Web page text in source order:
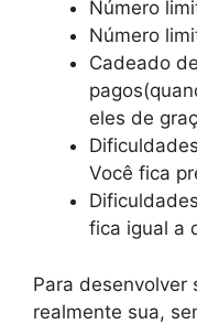
Número
Número
Cadeado
eles de
Você fica
fica igual a
Para desenvolver
realmente sua,